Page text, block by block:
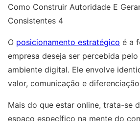
Como Construir Autoridade E
Consistentes 4
O posicionamento estratégico é a
empresa deseja ser percebida
ambiente digital. Ele envolve
valor, comunicação e
Mais do que estar online, trata-se
espaço específico na mente do